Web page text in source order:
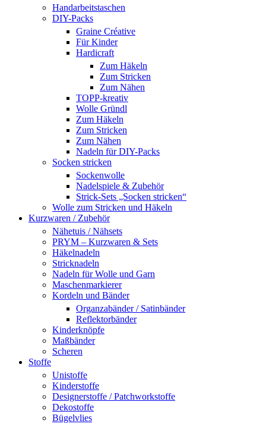
Handarbeitstaschen
DIY-Packs
Graine Créative
Für Kinder
Hardicraft
Zum Häkeln
Zum Stricken
Zum Nähen
TOPP-kreativ
Wolle Gründl
Zum Häkeln
Zum Stricken
Zum Nähen
Nadeln für DIY-Packs
Socken stricken
Sockenwolle
Nadelspiele & Zubehör
Strick-Sets „Socken stricken“
Wolle zum Stricken und Häkeln
Kurzwaren / Zubehör
Nähetuis / Nähsets
PRYM – Kurzwaren & Sets
Häkelnadeln
Stricknadeln
Nadeln für Wolle und Garn
Maschenmarkierer
Kordeln und Bänder
Organzabänder / Satinbänder
Reflektorbänder
Kinderknöpfe
Maßbänder
Scheren
Stoffe
Unistoffe
Kinderstoffe
Designerstoffe / Patchworkstoffe
Dekostoffe
Bügelvlies